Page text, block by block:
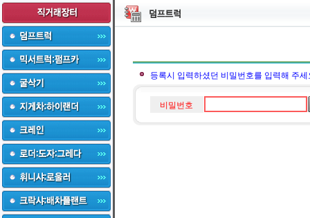
등록시 입력하셨던 비밀번호를 입력해 주세
비밀번호